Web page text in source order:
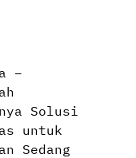
–
Solusi
untuk
Sedang